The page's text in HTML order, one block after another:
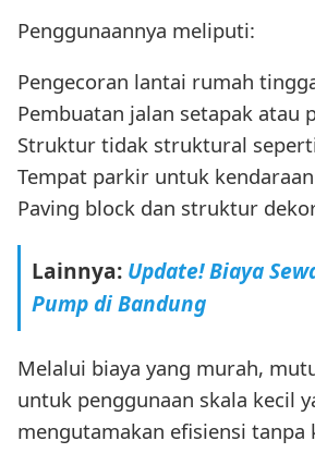
Penggunaannya meliputi:
Pengecoran lantai rumah
Pembuatan jalan setapak atau
Struktur tidak struktural
Tempat parkir untuk
Paving block dan struktur
Lainnya: Update! Biaya
Pump di Bandung
Melalui biaya yang murah,
untuk penggunaan skala kecil
mengutamakan efisiensi tanpa